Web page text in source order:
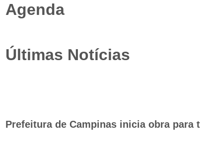
Agenda
Últimas Notícias
Prefeitura de Campinas inicia obra para